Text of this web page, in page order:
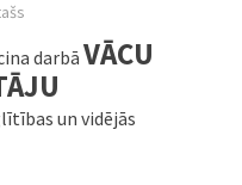
darbā VĀCU
un vidējās